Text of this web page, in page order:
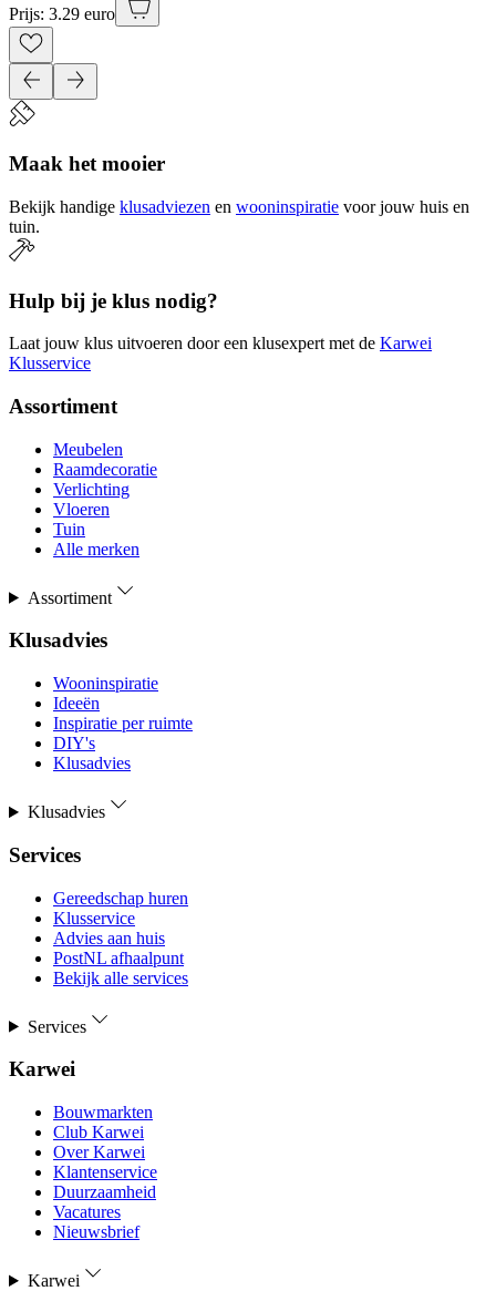
Prijs: 3.29 euro
Maak het mooier
Bekijk handige klusadviezen en wooninspiratie voor jouw huis en
tuin.
Hulp bij je klus nodig?
Laat jouw klus uitvoeren door een klusexpert met de Karwei
Klusservice
Assortiment
Meubelen
Raamdecoratie
Verlichting
Vloeren
Tuin
Alle merken
Assortiment
Klusadvies
Wooninspiratie
Ideeën
Inspiratie per ruimte
DIY's
Klusadvies
Klusadvies
Services
Gereedschap huren
Klusservice
Advies aan huis
PostNL afhaalpunt
Bekijk alle services
Services
Karwei
Bouwmarkten
Club Karwei
Over Karwei
Klantenservice
Duurzaamheid
Vacatures
Nieuwsbrief
Karwei